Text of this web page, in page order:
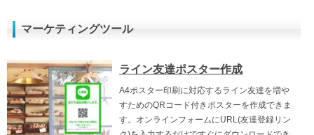
マーケティングツール
ライン友達ポスター作成
A4ポスター印刷に対応するライン友達を増や
すためのQRコード付きポスターを作成できま
す。オンラインフォームにURL(友達登録リン